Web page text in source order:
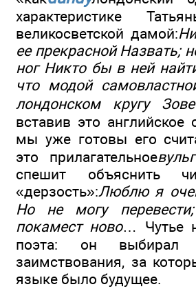
характеристике
великосветской дамой:
ее прекрасной Назвать;
ног Никто бы в ней
что модой
лондонском кругу
вставив это английское
мы уже готовы его
это прилагательное
спешит объяснить
«дерзость»:Люблю я
Но не могу
покамест ново… Чутье
поэта: он выбирал
заимствования, за
языке было будущее.